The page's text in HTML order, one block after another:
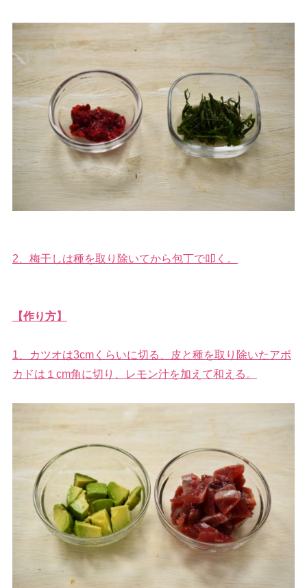
2、梅干しは種を取り除いてから包丁で叩く。
【作り方】
1、カツオは3cmくらいに切る、皮と種を取り除いたアボ
カドは１cm角に切り、レモン汁を加えて和える。